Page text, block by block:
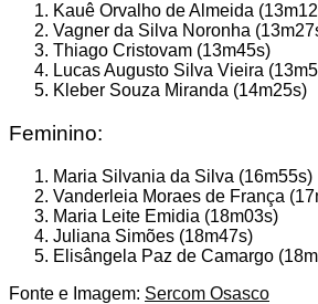
Kauê Orvalho de Almeida
Vagner da Silva Noronha
Thiago Cristovam (13m45s)
Lucas Augusto Silva Vieira
Kleber Souza Miranda (14m25s)
Feminino:
Maria Silvania da Silva (16m55s)
Vanderleia Moraes de França
Maria Leite Emidia (18m03s)
Juliana Simões (18m47s)
Elisângela Paz de Camargo
Fonte e Imagem: Sercom Osasco